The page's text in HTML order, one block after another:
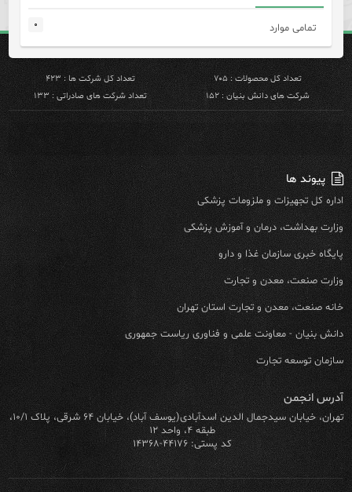
تمامی موارد ۰
تعداد کل محصولات : ۷۰۵
تعداد کل شرکت ها : ۴۲۳
شرکت های دانش بنیان : ۱۵۲
تعداد شرکت های صادراتی : ۱۳۳
پیوند ها
اداره کل تجهیزات و ملزومات پزشکی
وزارت بهداشت، درمان و آموزش پزشکی
پایگاه خبری سازمان غذا و دارو
وزارت صنعت، معدن و تجارت
خانه صنعت، معدن و تجارت استان تهران
دانش بنیان - معاونت علمی و فناوری ریاست جمهوری
سازمان توسعه تجارت
آدرس انجمن
تهران، خیابان سیدجمال الدین اسدآبادی(یوسف آباد)، خیابان ۶۴ شرقی، پلاک ۱۰/۱،
طبقه ۴، واحد ۱۲
کد پستی: ۴۴۱۷۶-۱۴۳۶۸